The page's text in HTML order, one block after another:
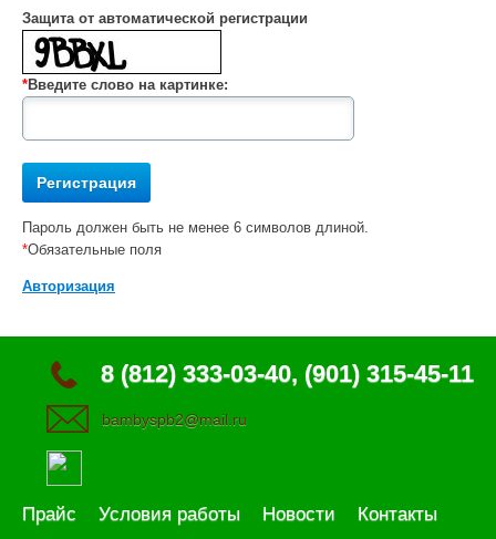
Защита от автоматической регистрации
*Введите слово на картинке:
Пароль должен быть не менее 6 символов длиной.
*Обязательные поля
Авторизация
8 (812) 333-03-40, (901) 315-45-11
bambyspb2@mail.ru
Прайс Условия работы Новости Контакты